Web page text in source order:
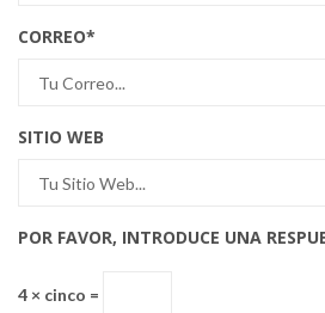
CORREO*
SITIO WEB
POR FAVOR, INTRODUCE UNA
4 × cinco =